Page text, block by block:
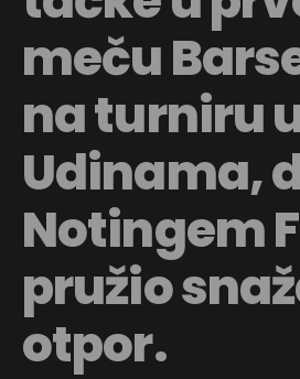
meču
na turniru
Udinama,
Notingem
pružio
otpor.